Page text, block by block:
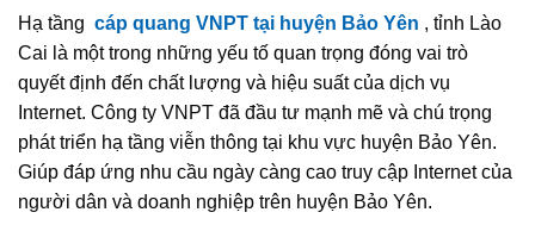
Hạ tầng cáp quang VNPT tại huyện Bảo Yên , tỉnh Lào
Cai là một trong những yếu tố quan trọng đóng vai trò
quyết định đến chất lượng và hiệu suất của dịch vụ
Internet. Công ty VNPT đã đầu tư mạnh mẽ và chú trọng
phát triển hạ tầng viễn thông tại khu vực huyện Bảo Yên.
Giúp đáp ứng nhu cầu ngày càng cao truy cập Internet của
người dân và doanh nghiệp trên huyện Bảo Yên.